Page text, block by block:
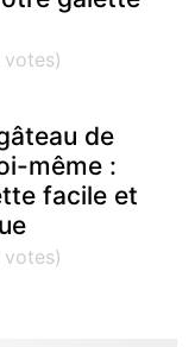
de
même :
facile et